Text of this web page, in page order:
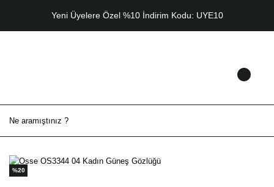
Yeni Üyelere Özel %10 İndirim Kodu: UYE10
%20